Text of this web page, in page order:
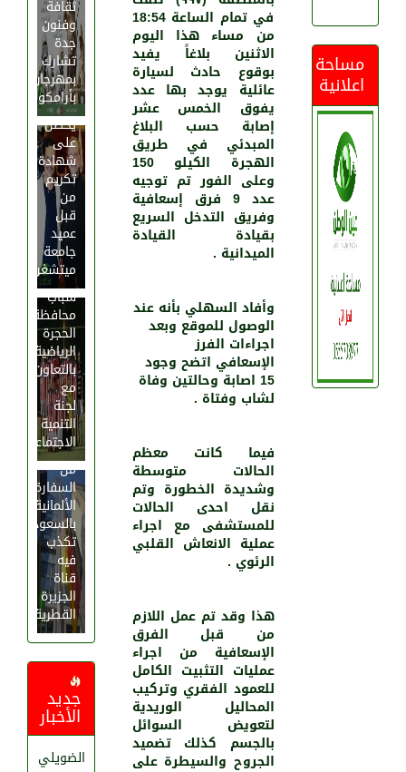
ثقافة
وفنون
جدة
تشارك
بمهرجان
بأرامكو
المشهور
يحصل
على
شهادة
تكريم
من
قبل
عميد
جامعة
ميتشغن
انطلاق
بطولة
مجلس
شباب
محافظة
الحجرة
الرياضية
بالتعاون
مع
لجنة
التنمية
الاجتماعية
بيان
عاجل
من
السفارة
الألمانية
بالسعودية
تكذب
فيه
قناة
الجزيرة
القطرية
جديد
الأخبار
الضويلي
مساحة
اعلانية
في تمام الساعة 18:54
من مساء هذا اليوم
الاثنين بلاغاً يفيد
بوقوع حادث لسيارة
عائلية يوجد بها عدد
يفوق الخمس عشر
إصابة حسب البلاغ
المبدئي في طريق
الهجرة الكيلو 150
وعلى الفور تم توجيه
عدد 9 فرق إسعافية
وفريق التدخل السريع
بقيادة القيادة
الميدانية .
وأفاد السهلي بأنه عند
الوصول للموقع وبعد
اجراءات الفرز
الإسعافي اتضح وجود
15 اصابة وحالتين وفاة
لشاب وفتاة .
فيما كانت معظم
الحالات متوسطة
وشديدة الخطورة وتم
نقل احدى الحالات
للمستشفى مع اجراء
عملية الانعاش القلبي
الرئوي .
هذا وقد تم عمل اللازم
من قبل الفرق
الإسعافية من اجراء
عمليات التثبيت الكامل
للعمود الفقري وتركيب
المحاليل الوريدية
لتعويض السوائل
بالجسم كذلك تضميد
الجروح والسيطرة على